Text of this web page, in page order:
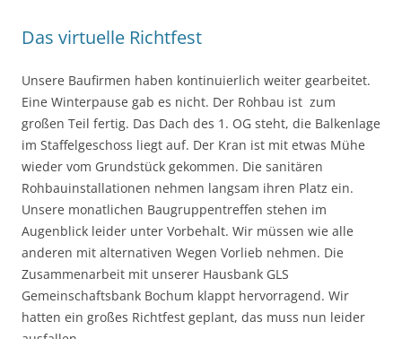
Das virtuelle Richtfest
Unsere Baufirmen haben kontinuierlich weiter gearbeitet.
Eine Winterpause gab es nicht. Der Rohbau ist zum
großen Teil fertig. Das Dach des 1. OG steht, die Balkenlage
im Staffelgeschoss liegt auf. Der Kran ist mit etwas Mühe
wieder vom Grundstück gekommen. Die sanitären
Rohbauinstallationen nehmen langsam ihren Platz ein.
Unsere monatlichen Baugruppentreffen stehen im
Augenblick leider unter Vorbehalt. Wir müssen wie alle
anderen mit alternativen Wegen Vorlieb nehmen. Die
Zusammenarbeit mit unserer Hausbank GLS
Gemeinschaftsbank Bochum klappt hervorragend. Wir
hatten ein großes Richtfest geplant, das muss nun leider